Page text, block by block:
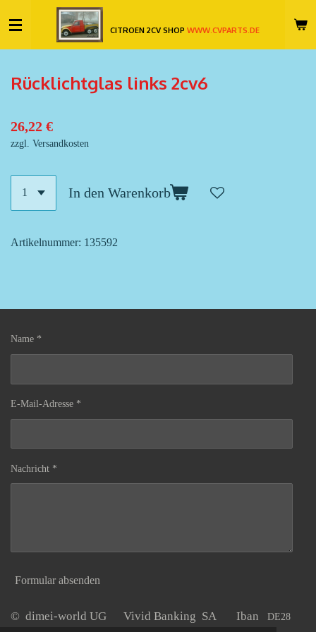
Hauptinhalt
springen
CITROEN 2CV SHOPWWW.CVPARTS.DE
Rücklichtglas links 2cv6
26,22 €
zzgl. Versandkosten
In den Warenkorb
Artikelnummer: 135592
Name *
E-Mail-Adresse *
Nachricht *
Formular absenden
© dimei-world UG Vivid Banking SA Iban
DE28